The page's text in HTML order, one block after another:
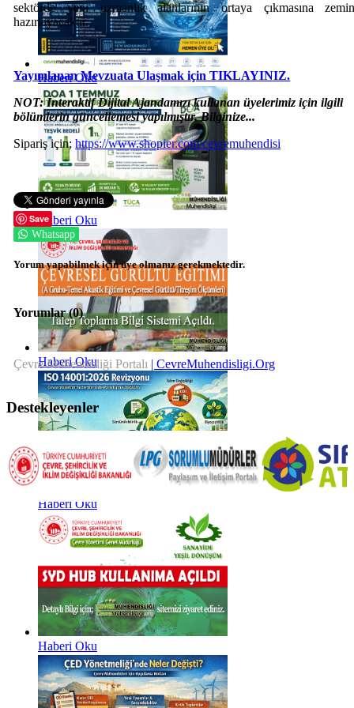
Haberi Oku
Haberi Oku
Haberi Oku
Haberi Oku
Haberi Oku
sektörde yeni uzmanlık alanlarının ortaya çıkmasına
hazırlayacaktır.
Yayımlanan Mevzuata Ulaşmak için TIKLAYINIZ.
NOT: İnteraktif Dijital Ajandamızı kullanan üyelerimiz için ilgili
bölümlerin güncellemesi yapılmıştır. Bilginize...
Sipariş için;https://www.shopier.com/cevremuhendisi
Save
Whatsapp
Yorum yapabilmek için üye olmanız gerekmektedir.
Yorumlar (0)
Çevre Mühendisliği Portalı | CevreMuhendisligi.Org
Destekleyenler